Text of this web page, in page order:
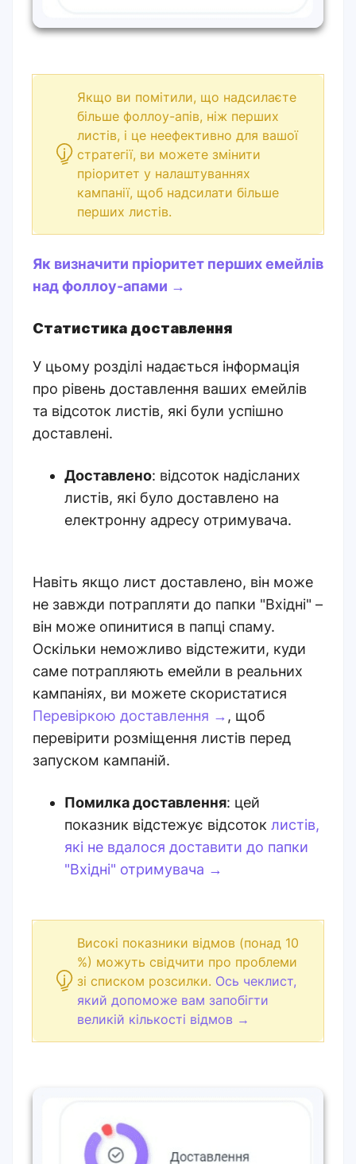
Якщо ви помітили, що надсилаєте
більше фоллоу-апів, ніж перших
листів, і це неефективно для вашої
стратегії, ви можете змінити
пріоритет у налаштуваннях
кампанії, щоб надсилати більше
перших листів.
Як визначити пріоритет перших емейлів
над фоллоу-апами →
Статистика доставлення
У цьому розділі надається інформація
про рівень доставлення ваших емейлів
та відсоток листів, які були успішно
доставлені.
Доставлено: відсоток надісланих
листів, які було доставлено на
електронну адресу отримувача.
Навіть якщо лист доставлено, він може
не завжди потрапляти до папки "Вхідні" –
він може опинитися в папці спаму.
Оскільки неможливо відстежити, куди
саме потрапляють емейли в реальних
кампаніях, ви можете скористатися
Перевіркою доставлення →, щоб
перевірити розміщення листів перед
запуском кампаній.
Помилка доставлення: цей
показник відстежує відсоток листів,
які не вдалося доставити до папки
"Вхідні" отримувача →
Високі показники відмов (понад 10
%) можуть свідчити про проблеми
зі списком розсилки. Ось чеклист,
який допоможе вам запобігти
великій кількості відмов →